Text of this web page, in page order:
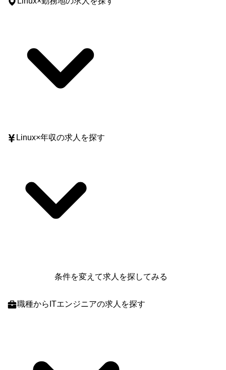
Linux×年収の求人を探す
条件を変えて求人を探してみる
職種からITエンジニアの求人を探す